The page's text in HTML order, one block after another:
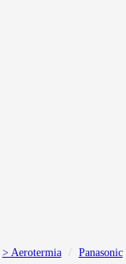
> Aerotermia Panasonic